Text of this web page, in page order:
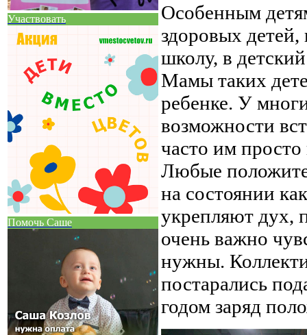
Участвовать
Помочь Саше
Особенным
здоровых детей,
школу, в
Мамы таких
ребенке. У
возможности
часто им
Любые
на состоянии
укрепляют дух,
очень важно
нужны.
постарались
годом заряд